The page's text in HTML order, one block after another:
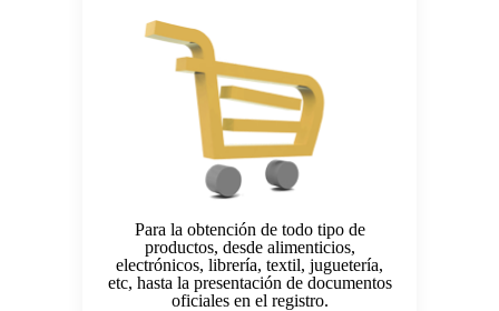
Para la obtención de todo tipo de
productos, desde alimenticios,
electrónicos, librería, textil, juguetería,
etc, hasta la presentación de documentos
oficiales en el registro.